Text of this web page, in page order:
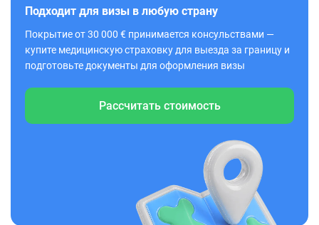
Подходит для визы в любую страну
Покрытие от 30 000 € принимается консульствами —
купите медицинскую страховку для выезда за границу и
подготовьте документы для оформления визы
Рассчитать стоимость